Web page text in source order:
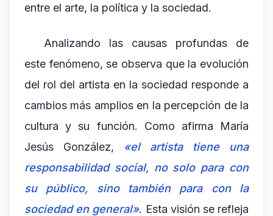
entre el arte, la política y la sociedad.
Analizando las causas profundas de
este fenómeno, se observa que la evolución
del rol del artista en la sociedad responde a
cambios más amplios en la percepción de la
cultura y su función. Como afirma María
Jesús González, «el artista tiene una
responsabilidad social, no solo para con
su público, sino también para con la
sociedad en general». Esta visión se refleja